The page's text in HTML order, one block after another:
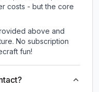
costs - but the core
above and
No subscription
fun!